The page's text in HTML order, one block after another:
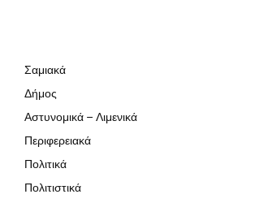
Σαμιακά
Δήμος
Αστυνομικά – Λιμενικά
Περιφερειακά
Πολιτικά
Πολιτιστικά